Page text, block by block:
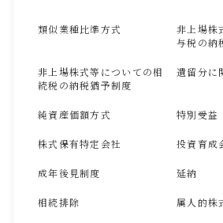
類似業種比準方式
非上場株
与税の納
非上場株式等についての相
続税の納税猶予制度
遺留分に
純資産価額方式 特別受益
株式保有特定会社 投資育成
成年後見制度 延納
相続排除 属人的株